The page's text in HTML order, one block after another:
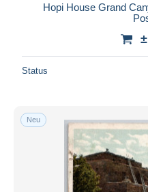
Gesamte Auswahl aufheben
Wohnsitz des Verkäufers
Hopi House Grand
Status
Neu